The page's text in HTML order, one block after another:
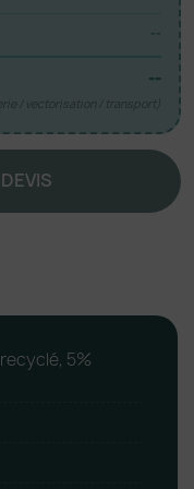
--
--
/ vectorisation / transport)
5%